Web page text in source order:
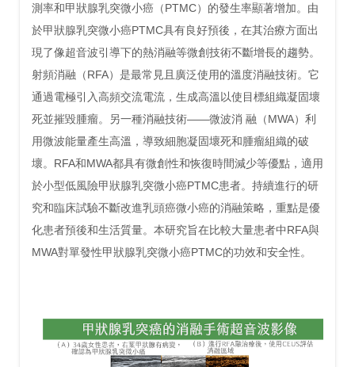
測率和甲狀腺乳突微小癌（PTMC）的發生率顯著增加。由
於甲狀腺乳突微小癌PTMC具有良好預後，在其治療方面出
現了像超音波引導下的熱消融等微創技術不斷增長的趨勢。
射頻消融（RFA）是最常見且廣泛使用的溫度消融技術。它
通過電極引入高頻交流電流，生成高溫以使目標組織凝固壞
死並摧毀腫瘤。另一種消融技術——微波消 融（MWA）利
用微波能量產生高溫，導致細胞凝固壞死和腫瘤組織的破
壞。RFA和MWA都具有微創性和恢復時間減少等優點，適用
於小型低風險甲狀腺乳突微小癌PTMC患者。持續進行的研
究和臨床試驗不斷改進乳頭癌微小癌的消融策略，重點是優
化患者預後和生活質量。本研究旨在比較大量患者中RFA與
MWA對單發性甲狀腺乳突微小癌PTMC的功效和安全性。